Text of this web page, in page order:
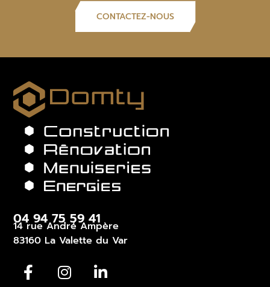
CONTACTEZ-NOUS
04 94 75 59 41
14 rue André Ampère
83160 La Valette du Var